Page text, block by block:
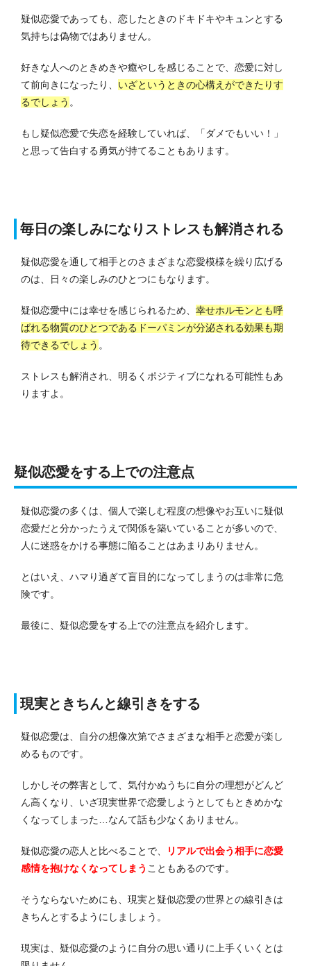
疑似恋愛であっても、恋したときのドキドキやキュンとする
気持ちは偽物ではありません。
好きな人へのときめきや癒やしを感じることで、恋愛に対し
て前向きになったり、 いざというときの心構えができたりす
るでしょう 。
もし疑似恋愛で失恋を経験していれば、「ダメでもいい！」
と思って告白する勇気が持てることもあります。
毎日の楽しみになりストレスも解消される
疑似恋愛を通して相手とのさまざまな恋愛模様を繰り広げる
のは、日々の楽しみのひとつにもなります。
疑似恋愛中には幸せを感じられるため、 幸せホルモンとも呼
ばれる物質のひとつであるドーパミンが分泌される効果も期
待できるでしょう 。
ストレスも解消され、明るくポジティブになれる可能性もあ
りますよ。
疑似恋愛をする上での注意点
疑似恋愛の多くは、個人で楽しむ程度の想像やお互いに疑似
恋愛だと分かったうえで関係を築いていることが多いので、
人に迷惑をかける事態に陥ることはあまりありません。
とはいえ、ハマり過ぎて盲目的になってしまうのは非常に危
険です。
最後に、疑似恋愛をする上での注意点を紹介します。
現実ときちんと線引きをする
疑似恋愛は、自分の想像次第でさまざまな相手と恋愛が楽し
めるものです。
しかしその弊害として、気付かぬうちに自分の理想がどんど
ん高くなり、いざ現実世界で恋愛しようとしてもときめかな
くなってしまった…なんて話も少なくありません。
疑似恋愛の恋人と比べることで、
リアルで出会う相手に恋愛
感情を抱けなくなってしまう こともあるのです。
そうならないためにも、現実と疑似恋愛の世界との線引きは
きちんとするようにしましょう。
現実は、疑似恋愛のように自分の思い通りに上手くいくとは